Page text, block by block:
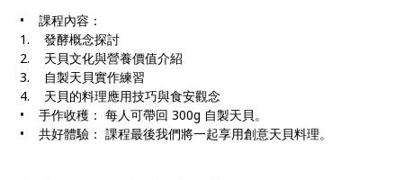
• 課程內容：
1. 發酵概念探討
2. 天貝文化與營養價值介紹
3. 自製天貝實作練習
4. 天貝的料理應用技巧與食安觀念
• 手作收穫： 每人可帶回 300g 自製天貝。
• 共好體驗： 課程最後我們將一起享用創意天貝料理。